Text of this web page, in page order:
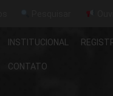
INSTITUCIONAL
CONTATO